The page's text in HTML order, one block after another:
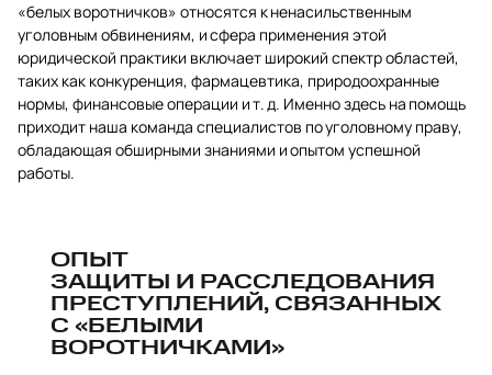
«белых воротничков» относятся к ненасильственным
уголовным обвинениям, и сфера применения этой
юридической практики включает широкий спектр областей,
таких как конкуренция, фармацевтика, природоохранные
нормы, финансовые операции и т. д. Именно здесь на помощь
приходит наша команда специалистов по уголовному праву,
обладающая обширными знаниями и опытом успешной
работы.
ОПЫТ
ЗАЩИТЫ И РАССЛЕДОВАНИЯ
ПРЕСТУПЛЕНИЙ, СВЯЗАННЫХ
С «БЕЛЫМИ
ВОРОТНИЧКАМИ»